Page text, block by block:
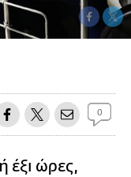
0
έξι ώρες,